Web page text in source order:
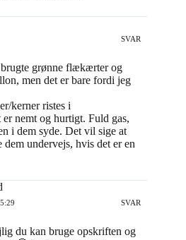
SVAR
grønne flækærter og
men det er bare fordi jeg
kerner ristes i
nemt og hurtigt. Fuld gas,
i dem syde. Det vil sige at
undervejs, hvis det er en
SVAR
du kan bruge opskriften og